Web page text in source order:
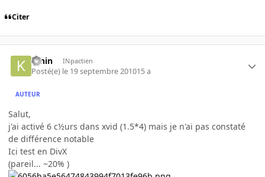
Citer
K-nin INpactien
Posté(e) le 19 septembre 201015 a
AUTEUR
Salut,
j'ai activé 6 c½urs dans xvid (1.5*4) mais je n'ai pas constaté
de différence notable
Ici test en DivX
(pareil... ~20% )